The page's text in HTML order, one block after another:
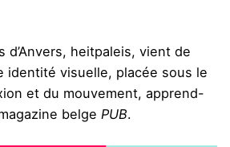
d’Anvers, heitpaleis, vient de
identité visuelle, placée sous le
et du mouvement, apprend-
belge PUB.